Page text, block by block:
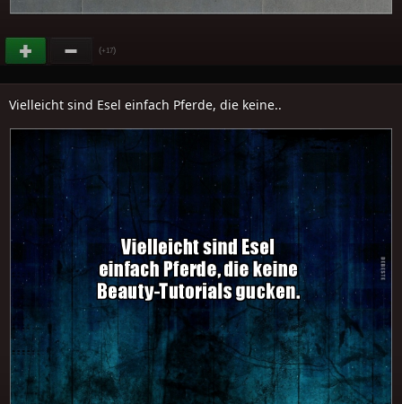
(+17)
Vielleicht sind Esel einfach Pferde, die keine..